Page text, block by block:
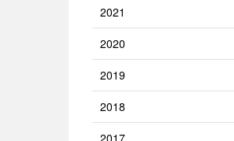
2021
2020
2019
2018
2017